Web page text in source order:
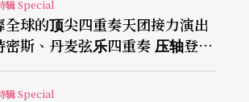
辑 Special
全球的顶尖四重奏天团接力演出
密斯、丹麦弦乐四重奏 压轴登
辑 Special